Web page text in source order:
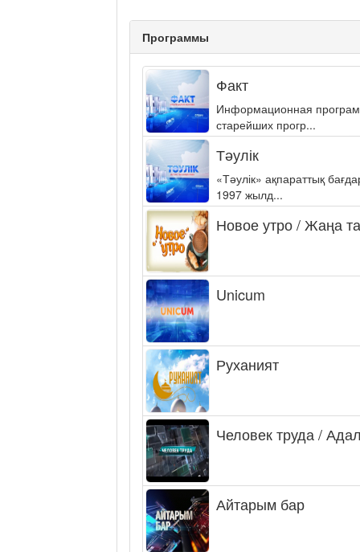
Программы
Факт
Информационная
старейших прогр...
Тәулік
«Тәулік» ақпараттық
1997 жылд...
Новое утро / Жаңа
Unicum
Руханият
Человек труда /
Айтарым бар